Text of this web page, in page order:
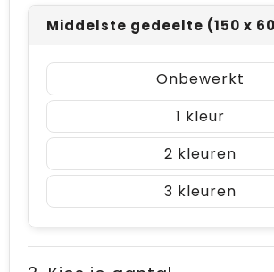
Middelste gedeelte (150 x
Onbewerkt
1
2
3